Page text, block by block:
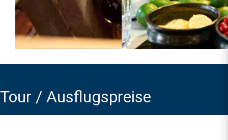
Tour / Ausflugspreise